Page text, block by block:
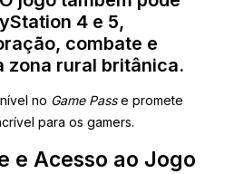
4 e 5,
combate e
zona rural britânica.
no Game Passe promete
para os gamers.
e Acesso ao Jogo